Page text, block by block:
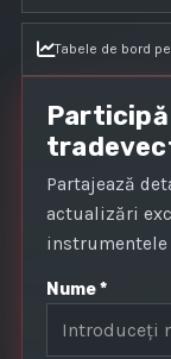
Tabele de bord
Partajează
actualizări
instrumentele
Nume *